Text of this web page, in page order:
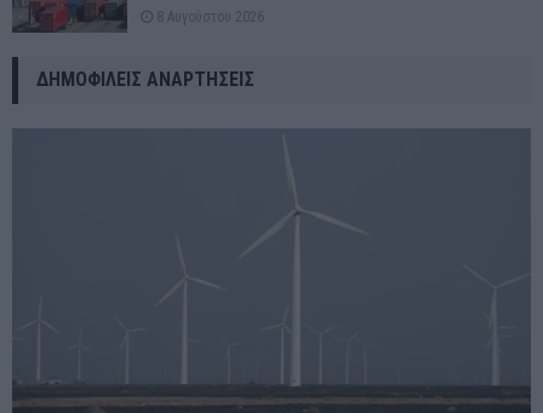
8 Αυγούστου 2026
ΔΗΜΟΦΙΛΕΊΣ ΑΝΑΡΤΉΣΕΙΣ